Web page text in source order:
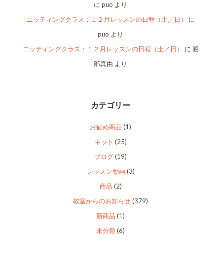
に puo より
ニッティングクラス：１２月レッスンの日程（土／日）
に
puo より
ニッティングクラス：１２月レッスンの日程（土／日）
に 渡
部真由 より
カテゴリー
お勧め商品 (1)
キット (25)
ブログ(19)
レッスン動画(3)
商品 (2)
教室からのお知らせ(379)
新商品 (1)
未分類(6)